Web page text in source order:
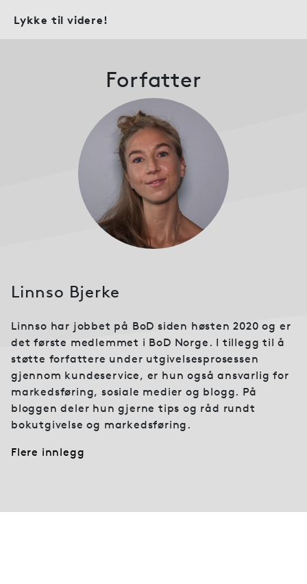
Lykke til videre!
Forfatter
Linnso Bjerke
Linnso har jobbet på BoD siden høsten 2020 og er
det første medlemmet i BoD Norge. I tillegg til å
støtte forfattere under utgivelsesprosessen
gjennom kundeservice, er hun også ansvarlig for
markedsføring, sosiale medier og blogg. På
bloggen deler hun gjerne tips og råd rundt
bokutgivelse og markedsføring.
Flere innlegg